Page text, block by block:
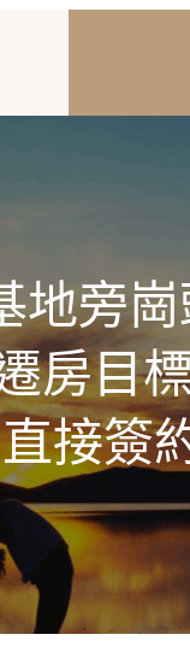
地旁
房目
接簽